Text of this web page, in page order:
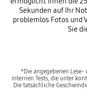
Sekunden auf Ihr
problemlos Fotos und
Sie
*Die angegebenen
internen Tests, die unter
Die tatsächliche